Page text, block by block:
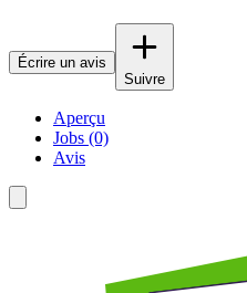
Écrire un avis
Suivre
Aperçu
Jobs (0)
Avis